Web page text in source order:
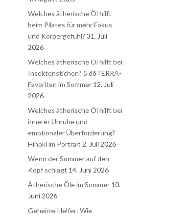
Welches ätherische Öl hilft
beim Pilates für mehr Fokus
und Körpergefühl? 31. Juli
2026
Welches ätherische Öl hilft bei
Insektenstichen? 5 dōTERRA-
Favoriten im Sommer 12. Juli
2026
Welches ätherische Öl hilft bei
innerer Unruhe und
emotionaler Überforderung?
Hinoki im Portrait 2. Juli 2026
Wenn der Sommer auf den
Kopf schlägt 14. Juni 2026
Ätherische Öle im Sommer 10.
Juni 2026
Geheime Helfer: Wie